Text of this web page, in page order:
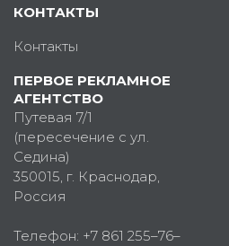
КОНТАКТЫ
Контакты
ПЕРВОЕ РЕКЛАМНОЕ
АГЕНТСТВО
Путевая 7/1
(пересечение с ул.
Седина)
350015, г. Краснодар,
Россия
Телефон: +7 861 255–76–